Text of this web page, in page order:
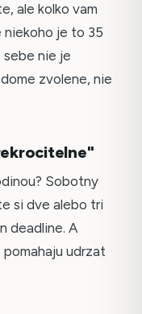
ale kolko vam
je to 35
sebe nie je
zvolene, nie
Sobotny
si dve alebo tri
deadline. A
udrzat